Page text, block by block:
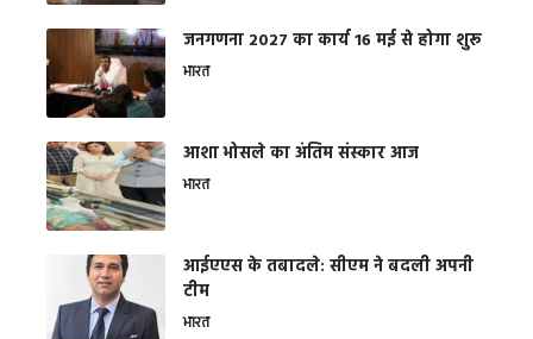
जनगणना 2027 का कार्य 16 मई से होगा शुरू
भारत
आशा भोसले का अंतिम संस्कार आज
भारत
आईएएस के तबादले: सीएम ने बदली अपनी
टीम
भारत